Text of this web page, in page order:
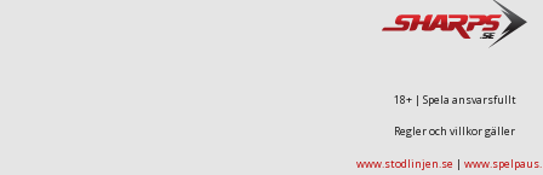
18+ | Spela ansvarsfullt
Regler och villkor gäller
www.stodlinjen.se |